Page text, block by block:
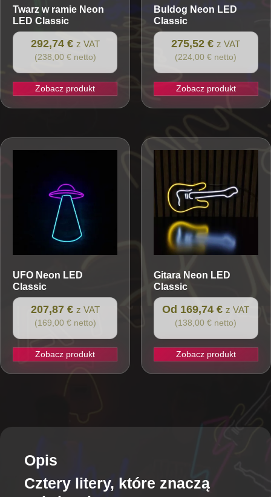
Twarz w ramie Neon
LED Classic
292,74 € z VAT
(238,00 € netto)
Zobacz produkt
Buldog Neon LED
Classic
275,52 € z VAT
(224,00 € netto)
Zobacz produkt
UFO Neon LED
Classic
207,87 € z VAT
(169,00 € netto)
Zobacz produkt
GitaraNeon LED
Classic
Od 169,74 € z VAT
(138,00 € netto)
Zobacz produkt
wariantów.
na
Opis
Cztery litery, które znaczą